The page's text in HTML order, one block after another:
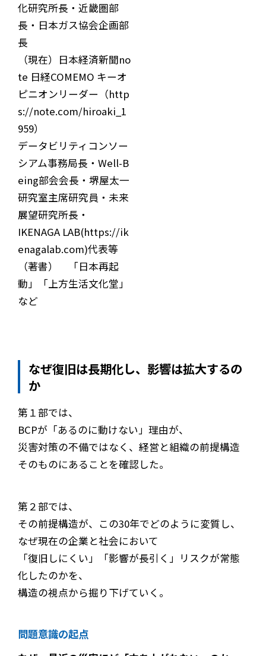
化研究所長・近畿圏部
長・日本ガス協会企画部
長
（現在）日本経済新聞no
te 日経COMEMO キーオ
ピニオンリーダー（http
s://note.com/hiroaki_1
959）
データビリティコンソー
シアム事務局長・Well-B
eing部会会長・堺屋太一
研究室主席研究員・未来
展望研究所長・
IKENAGA LAB(https://ik
enagalab.com)代表等
（著書） 「日本再起
動」「上方生活文化堂」
など
なぜ復旧は長期化し、影響は拡大するの
か
第１部では、
BCPが「あるのに動けない」理由が、
災害対策の不備ではなく、経営と組織の前提構造
そのものにあることを確認した。
第２部では、
その前提構造が、この30年でどのように変質し、
なぜ現在の企業と社会において
「復旧しにくい」「影響が長引く」リスクが常態
化したのかを、
構造の視点から掘り下げていく。
問題意識の起点